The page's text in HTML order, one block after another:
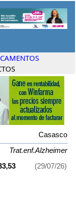
Casasco
Trat.enf.Alzheimer
(29/07/26)